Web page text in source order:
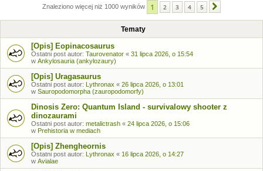
Znaleziono więcej niż 1000 wyników 1 2 3 4 5
Tematy
[Opis] Eopinacosaurus
Ostatni post autor: Taurovenator « 31 lipca 2026, o 15:54
w Ankylosauria (ankylozaury)
[Opis] Uragasaurus
Ostatni post autor: Lythronax « 26 lipca 2026, o 13:01
w Sauropodomorpha (zauropodomorfy)
Dinosis Zero: Quantum Island - survivalowy shooter z
dinozaurami
Ostatni post autor: metalictrash « 24 lipca 2026, o 15:06
w Prehistoria w mediach
[Opis] Zhengheornis
Ostatni post autor: Lythronax « 16 lipca 2026, o 14:27
w Avialae